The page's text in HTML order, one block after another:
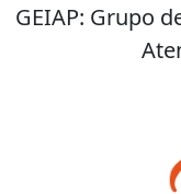
GEIAP: Grupo